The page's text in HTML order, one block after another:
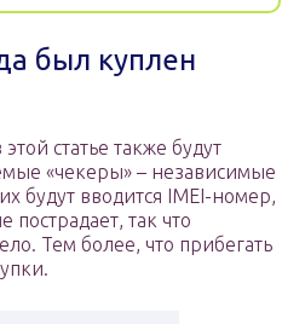
был куплен
статье также будут
«чекеры» – независимые
будут вводится IMEI-номер,
так что
Тем более, что прибегать